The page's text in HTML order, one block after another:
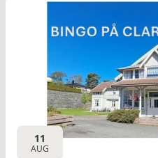
11
AUG